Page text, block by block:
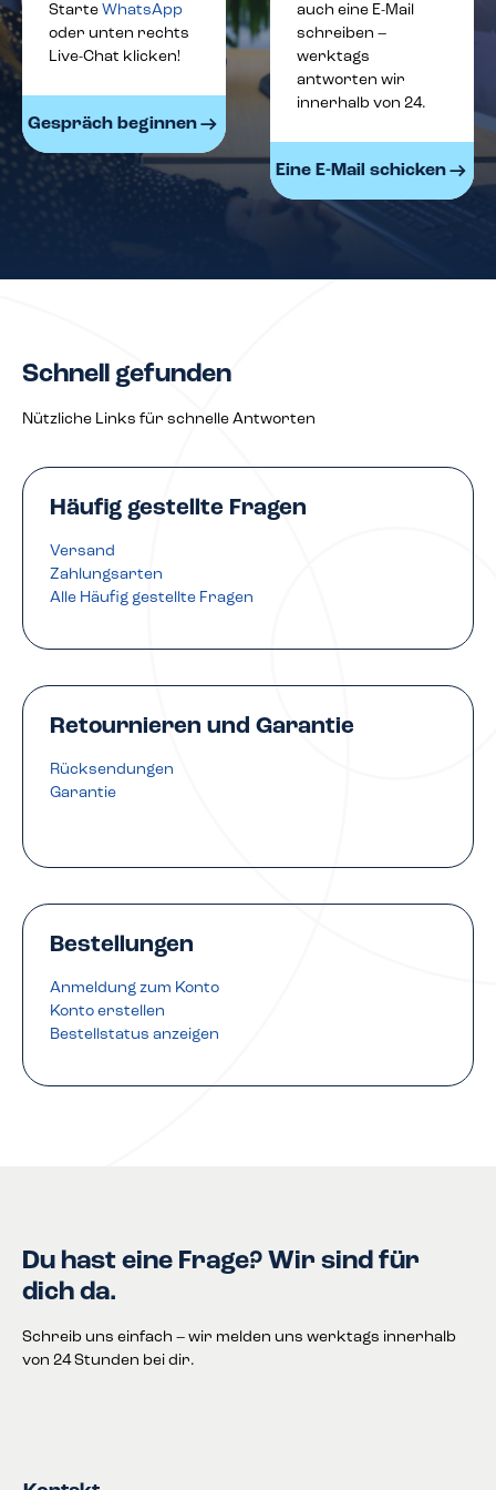
Starte WhatsApp
oder unten rechts
Live-Chat klicken!
Gespräch beginnen
auch eine E-Mail
schreiben –
werktags
antworten wir
innerhalb von 24.
Eine E-Mail schicken
Schnell gefunden
Nützliche Links für schnelle Antworten
Häufig gestellte Fragen
Versand
Zahlungsarten
Alle Häufig gestellte Fragen
Retournieren und Garantie
Rücksendungen
Garantie
Bestellungen
Anmeldung zum Konto
Konto erstellen
Bestellstatus anzeigen
Du hast eine Frage? Wir sind für
dich da.
Schreib uns einfach – wir melden uns werktags innerhalb
von 24 Stunden bei dir.